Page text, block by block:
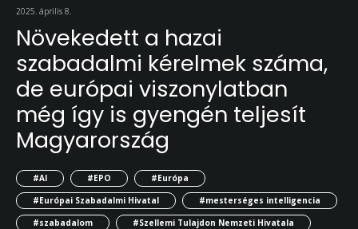
2025. április 8.
Növekedett a hazai
szabadalmi kérelmek száma,
de európai viszonylatban
még így is gyengén teljesít
Magyarország
#AI #EPO
#Európa
#Európai Szabadalmi Hivatal
#mesterséges intelligencia
#szabadalom
#Szellemi Tulajdon Nemzeti Hivatala